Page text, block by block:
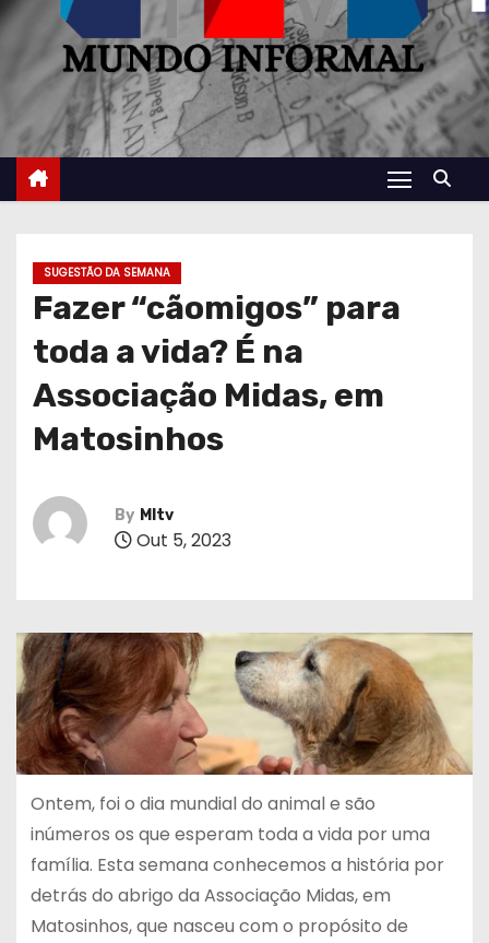
SUGESTÃO DA SEMANA
Fazer “cãomigos” para
toda a vida? É na
Associação Midas, em
Matosinhos
By MItv
Out 5, 2023
Ontem, foi o dia mundial do animal e são
inúmeros os que esperam toda a vida por uma
família. Esta semana conhecemos a história por
detrás do abrigo da Associação Midas, em
Matosinhos, que nasceu com o propósito de